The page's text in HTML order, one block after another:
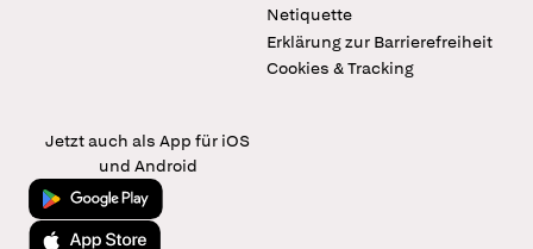
Netiquette
Erklärung zur Barrierefreiheit
Cookies & Tracking
Jetzt auch als App für iOS
und Android
Jetzt bei Google Play
Laden im App Store